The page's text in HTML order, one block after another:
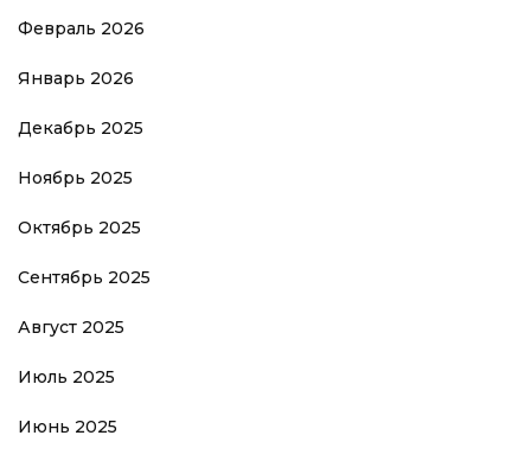
Февраль 2026
Январь 2026
Декабрь 2025
Ноябрь 2025
Октябрь 2025
Сентябрь 2025
Август 2025
Июль 2025
Июнь 2025